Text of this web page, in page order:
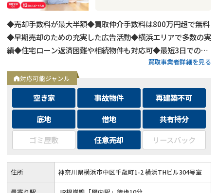
◆売却手数料が最大半額◆買取仲介手数料は800万円超で無料
◆早期売却のための充実した広告活動◆横浜エリアで多数の実
績◆住宅ローン返済困難や相続物件も対応可◆最短3日での売
却も可能◆プロフェッショナルによる徹底サポート買取事業者詳細を見る
対応可能ジャンル
空き家 事故物件
再建築不可
底地
借地
共有持分
ゴミ屋敷
任意売却 リースバック
住所 神奈川県横浜市中区千歳町1-2 横浜THビル304号室